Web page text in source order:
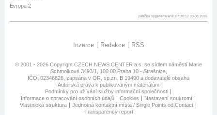
Evropa 2
patička vygenerovaná: 07:30:12 09.08.2026
Inzerce Redakce RSS
© 2001 - 2026 Copyright CZECH NEWS CENTER a.s. se sídlem náměstí Marie
Schmolkové 3493/1, 100 00 Praha 10 - Strašnice,
IČO: 02346826, zapsána v OR, sp.zn. B 19490 a dodavatelé obsahu
Autorská práva k publikovaným materiálům
Podmínky pro užívání služby informační společnosti
Informace o zpracování osobních údajů
Cookies
Nastavení soukromí
Vlastnická struktura
Jednotná kontaktní místa / Single Points od Contact
Transparency report